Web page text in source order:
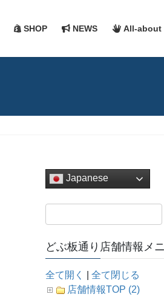
SHOP NEWS All-about
Japanese
どぶ板通り店舗情報メ
全て開く |全て閉じる
店舗情報TOP (2)